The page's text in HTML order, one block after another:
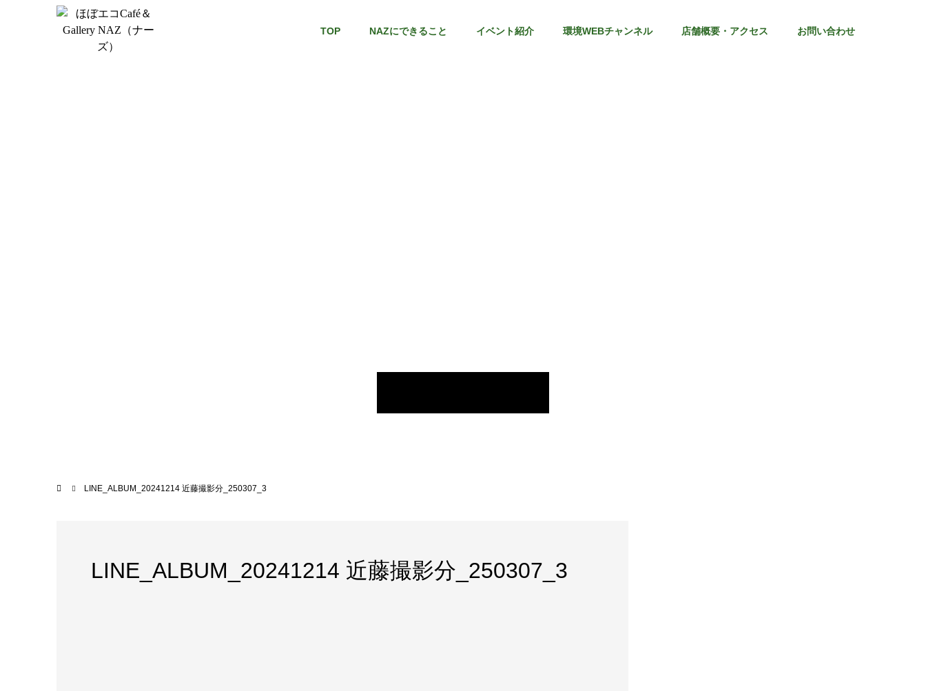
TOP NAZにできること イベント紹介 環境WEBチャンネル 店舗概要・アクセス お問い合わせ
LINE_ALBUM_20241214 近藤撮影分_250307_3
LINE_ALBUM_20241214 近藤撮影分_250307_3